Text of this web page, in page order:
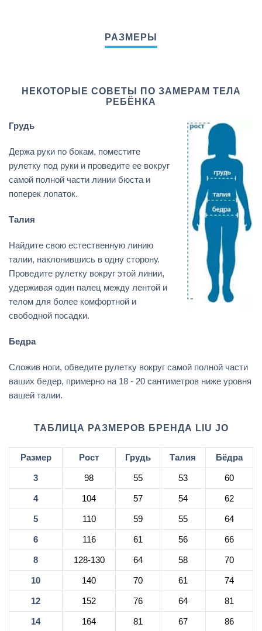
НЕКОТОРЫЕ СОВЕТЫ ПО ЗАМЕРАМ ТЕЛА
РЕБЁНКА
Грудь
Держа руки по бокам, поместите
рулетку под руки и проведите ее вокруг
самой полной части линии бюста и
поперек лопаток.
Талия
Найдите свою естественную линию
талии, наклонившись в одну сторону.
Проведите рулетку вокруг этой линии,
удерживая один палец между лентой и
телом для более комфортной и
свободной посадки.
Бедра
Сложив ноги, обведите рулетку вокруг самой полной части
ваших бедер, примерно на 18 - 20 сантиметров ниже уровня
вашей талии.
ТАБЛИЦА РАЗМЕРОВ БРЕНДА LIU JO
Размер Рост Грудь Талия Бёдра
3 98 55 53 60
4 104 57 54 62
5 110 59 55 64
6 116 61 56 66
8 128-130 64 58 70
10 140 70 61 74
12 152 76 64 81
14 164 81 67 86